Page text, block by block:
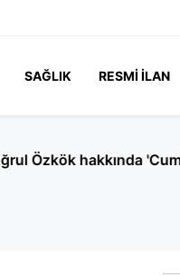
SAĞLIK RESMI İLAN